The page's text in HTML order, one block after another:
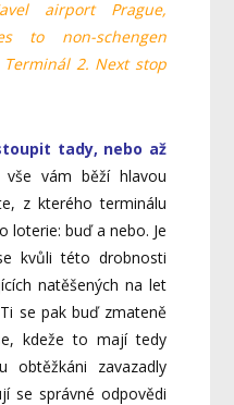
airport Prague,
to non-schengen
2. Next stop
tady, nebo až
vše vám běží hlavou
z kterého terminálu
loterie: buď a nebo. Je
kvůli této drobnosti
natěšených na let
se pak buď zmateně
kdeže to mají tedy
obtěžkáni zavazadly
se správné odpovědi